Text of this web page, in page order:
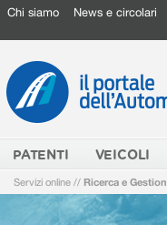
Chi siamo News e circolari
PATENTI VEICOLI
Servizi online // Ricerca e